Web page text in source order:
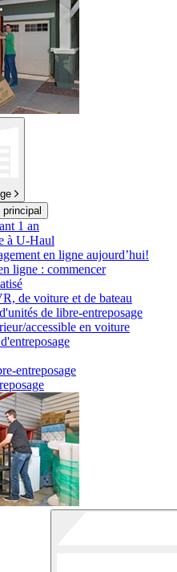
principal
1 an
à U-Haul
en ligne aujourd’hui!
ligne : commencer
de voiture et de bateau
de libre-entreposage
accessible en voiture
entreposage